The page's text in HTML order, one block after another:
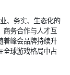
、务实、生态化的
商务合作与人才互
着峰会品牌持续升
全球游戏格局中占